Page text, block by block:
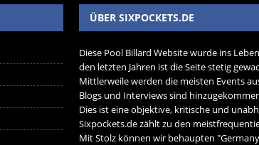
ÜBER SIXPOCKETS.DE
Diese Pool Billard Website wurde ins
den letzten Jahren ist die Seite stetig
Mittlerweile werden die meisten Events
Blogs und Interviews sind
Dies ist eine objektive, kritische und
Sixpockets.de zählt zu den
Mit Stolz können wir behaupten